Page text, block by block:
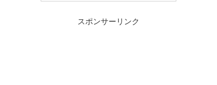
スポンサーリンク